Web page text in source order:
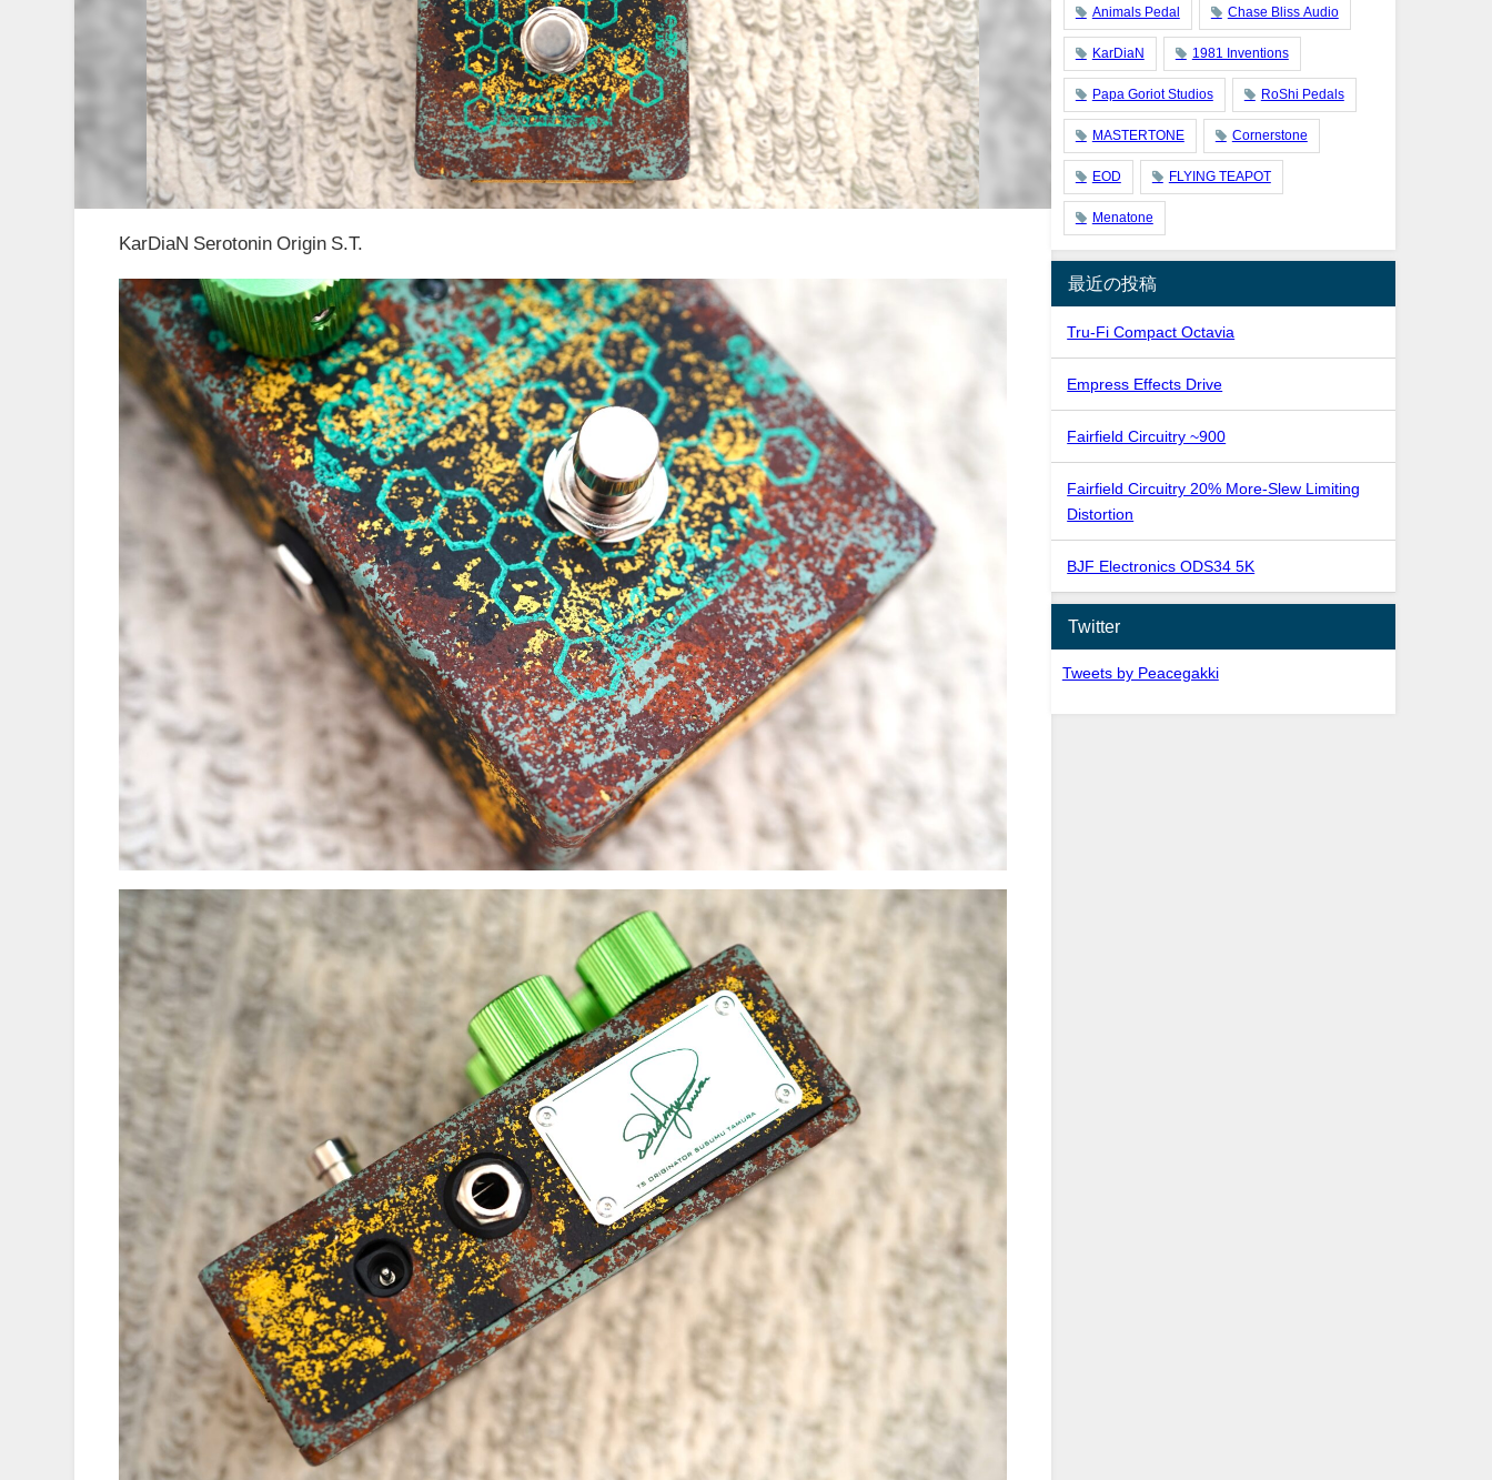
KarDiaN Serotonin Origin S.T.
Animals Pedal Chase Bliss Audio
KarDiaN 1981 Inventions
Papa Goriot Studios RoShi Pedals
MASTERTONE Cornerstone
EOD FLYING TEAPOT
Menatone
最近の投稿
Tru-Fi Compact Octavia
Empress Effects Drive
Fairfield Circuitry ~900
Fairfield Circuitry 20% More-Slew Limiting
Distortion
BJF Electronics ODS34 5K
Twitter
Tweets by Peacegakki